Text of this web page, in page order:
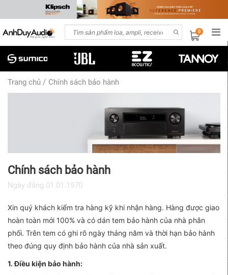
0
Trang chủ / Chính sách bảo hành
Chính sách bảo hành
Ngày đăng 01.01.1970
Xin quý khách kiểm tra hàng kỹ khi nhận hàng. Hàng được giao
hoàn toàn mới 100% và có dán tem bảo hành của nhà phân
phối. Trên tem có ghi rõ ngày tháng năm và thời hạn bảo hành
theo đúng quy định bảo hành của nhà sản xuất.
1. Điều kiện bảo hành: